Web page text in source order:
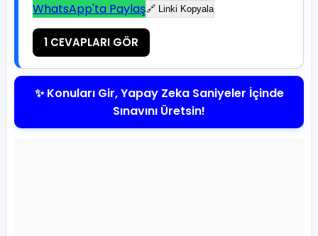
WhatsApp'ta Paylaş🔗 Linki Kopyala
1 CEVAPLARI GÖR
✨ Konuları Gir, Yapay Zeka Saniyeler İçinde
Sınavını Üretsin!